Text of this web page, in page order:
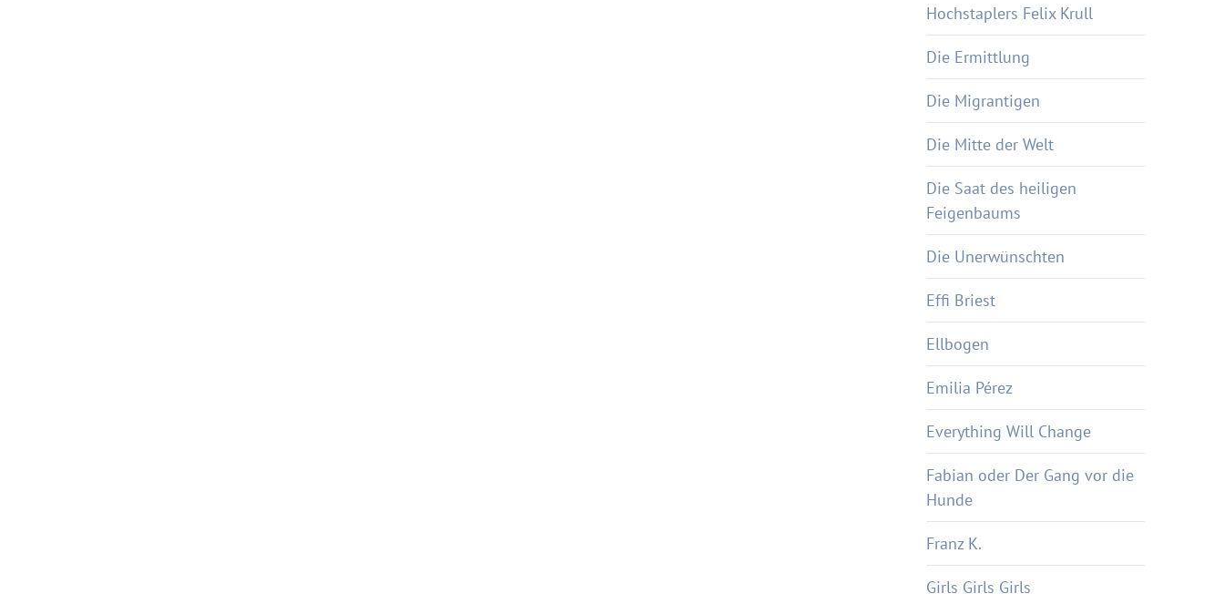
Hochstaplers Felix Krull
Die Ermittlung
Die Migrantigen
Die Mitte der Welt
Die Saat des heiligen
Feigenbaums
Die Unerwünschten
Effi Briest
Ellbogen
Emilia Pérez
Everything Will Change
Fabian oder Der Gang vor die
Hunde
Franz K.
Girls Girls Girls